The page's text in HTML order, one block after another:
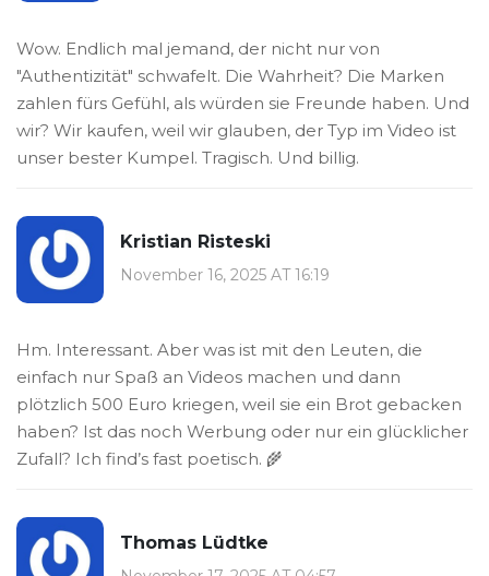
Wow. Endlich mal jemand, der nicht nur von
"Authentizität" schwafelt. Die Wahrheit? Die Marken
zahlen fürs Gefühl, als würden sie Freunde haben. Und
wir? Wir kaufen, weil wir glauben, der Typ im Video ist
unser bester Kumpel. Tragisch. Und billig.
Kristian Risteski
November 16, 2025 AT 16:19
Hm. Interessant. Aber was ist mit den Leuten, die
einfach nur Spaß an Videos machen und dann
plötzlich 500 Euro kriegen, weil sie ein Brot gebacken
haben? Ist das noch Werbung oder nur ein glücklicher
Zufall? Ich find’s fast poetisch. 🌾
Thomas Lüdtke